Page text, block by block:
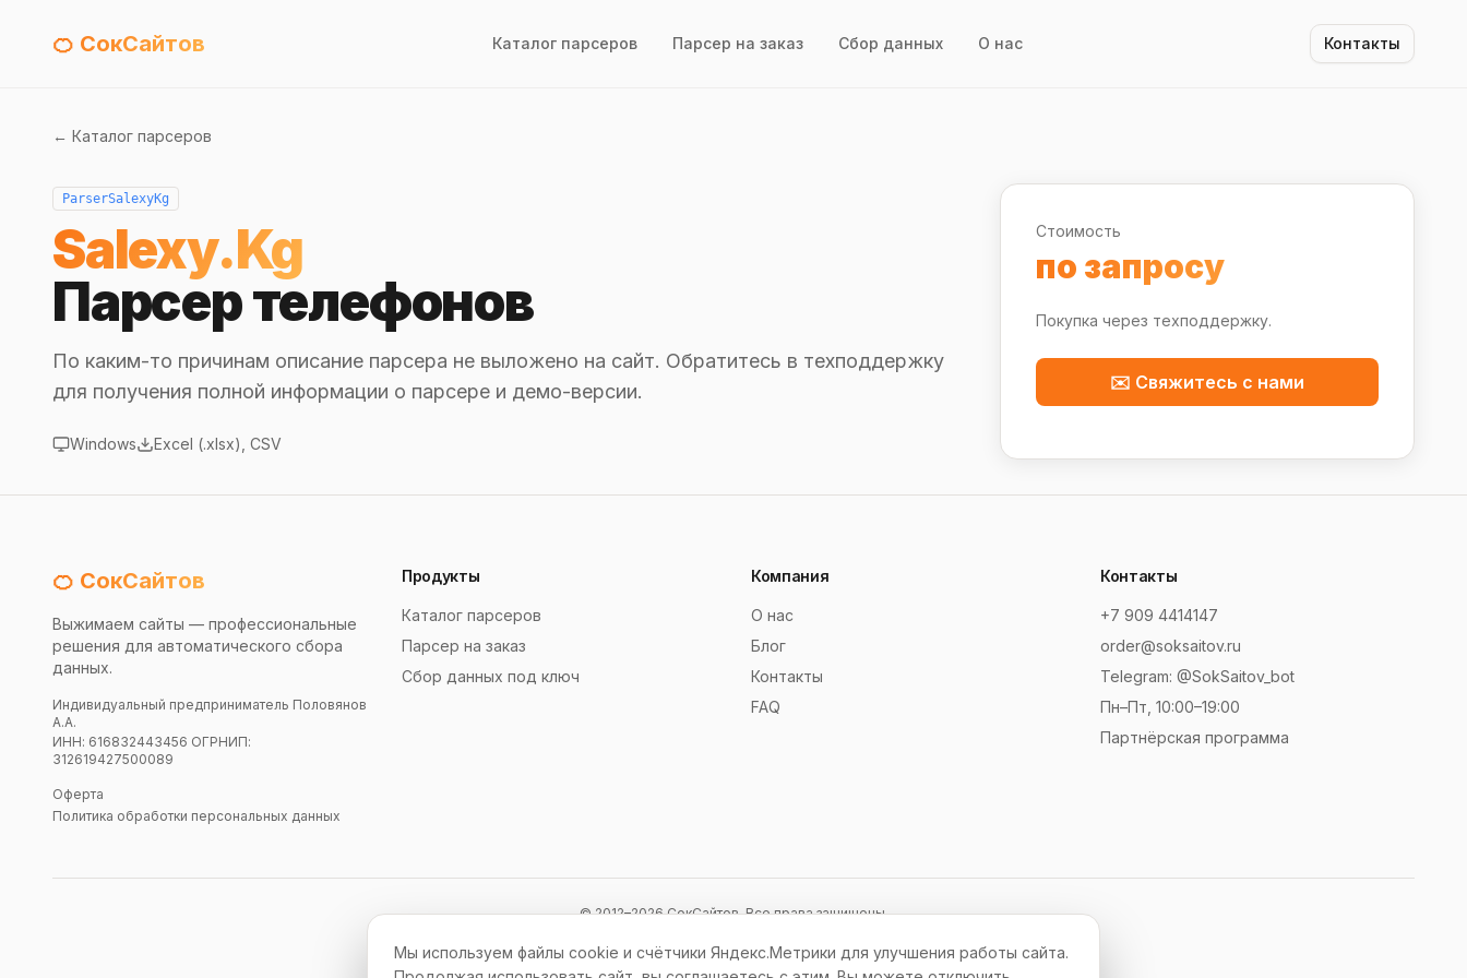
🍊 СокСайтов Каталог парсеров Парсер на заказ Сбор данных О нас Контакты
← Каталог парсеров
ParserSalexyKg
Salexy.Kg
Парсер телефонов
По каким-то причинам описание парсера не выложено на сайт. Обратитесь в техподдержку
для получения полной информации о парсере и демо-версии.
Windows Excel (.xlsx), CSV
Стоимость
по запросу
Покупка через техподдержку.
✉️ Свяжитесь с нами
🍊 СокСайтов
Выжимаем сайты — профессиональные
решения для автоматического сбора
данных.
Индивидуальный предприниматель Половянов
А.А.
ИНН: 616832443456 ОГРНИП:
312619427500089
Оферта
Политика обработки персональных данных
Продукты
Каталог парсеров
Парсер на заказ
Сбор данных под ключ
Компания
О нас
Блог
Контакты
FAQ
Контакты
+7 909 4414147
order@soksaitov.ru
Telegram: @SokSaitov_bot
Пн–Пт, 10:00–19:00
Партнёрская программа
© 2012–2026 СокСайтов. Все права защищены.
Мы используем файлы cookie и счётчики Яндекс.Метрики для улучшения работы сайта.